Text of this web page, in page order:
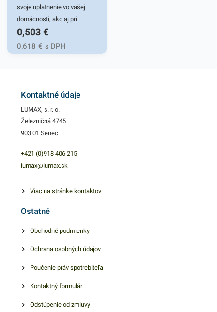
svoje uplatnenie vo vašej
domácnosti, ako aj pri
rôznych pracovných
činnostiach.
Rýchlouzatváracie vrecká sú
druhu. Praktický dizajn
použitie a funkčné izolovanie
LDPE priehľadný materiál,
hygienicky nezávadný.
manipuláciu pri vkladaní
Balenie obsahuje 100 kusov
nájdete ďalšie podobné
mikrónov.
0,503 €
0,618 € s DPH
Kontaktné údaje
LUMAX, s. r. o.
Železničná 4745
903 01 Senec
+421 (0)918 406 215
lumax@lumax.sk
Viac na stránke kontaktov
Ostatné
Obchodné podmienky
Ochrana osobných údajov
Poučenie práv spotrebiteľa
Kontaktný formulár
Odstúpenie od zmluvy